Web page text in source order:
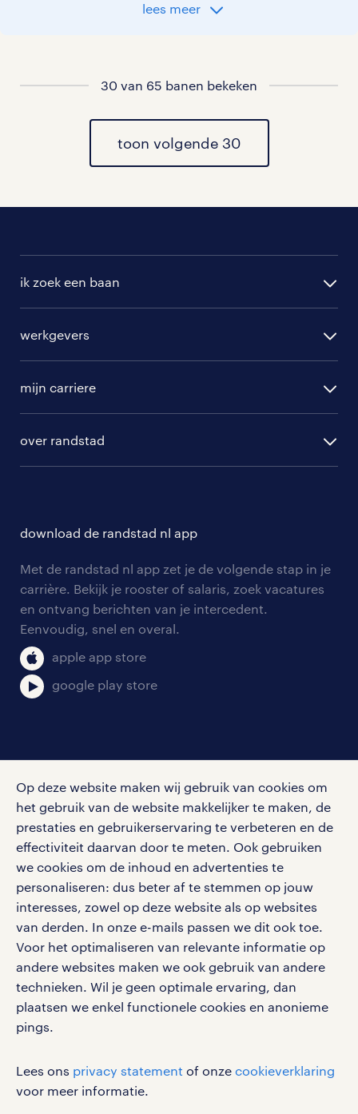
Op deze website maken wij gebruik van cookies om
het gebruik van de website makkelijker te maken, de
prestaties en gebruikerservaring te verbeteren en de
effectiviteit daarvan door te meten. Ook gebruiken
we cookies om de inhoud en advertenties te
personaliseren: dus beter af te stemmen op jouw
interesses, zowel op deze website als op websites
van derden. In onze e-mails passen we dit ook toe.
Voor het optimaliseren van relevante informatie op
andere websites maken we ook gebruik van andere
technieken. Wil je geen optimale ervaring, dan
plaatsen we enkel functionele cookies en anonieme
pings.
Lees ons privacy statement of onze cookieverklaring
voor meer informatie.
vacatures in Witte Paarden
lees meer
30 van 65 banen bekeken
toon volgende 30
ik zoek een baan
randstad professional
werkgevers
hr-diensten
tarieven
personeel gezocht
aanmelden nieuwsbrief
mijn carriere
solliciteren
blogs en artikelen
salarischecker
bruto-netto calculator
over randstad
onze vestigingen
pers
download de randstad nl app
Met de randstad nl app zet je de volgende stap in je
carrière. Bekijk je rooster of salaris, zoek vacatures
en ontvang berichten van je intercedent.
Eenvoudig, snel en overal.
apple app store
google play store
Volg ons voor de leukste content omtrent
vacatures, solliciteren en inspiratie.
werken bij randstad
gebruikersvoorwaarden
privacystatement
cookies
disclaimer
sitemap
RANDSTAD, HUMAN FORWARD en SHAPING THE
WORLD OF WORK zijn geregistreerde